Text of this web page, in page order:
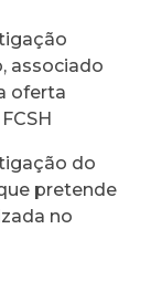
associado
oferta
do
pretende
no